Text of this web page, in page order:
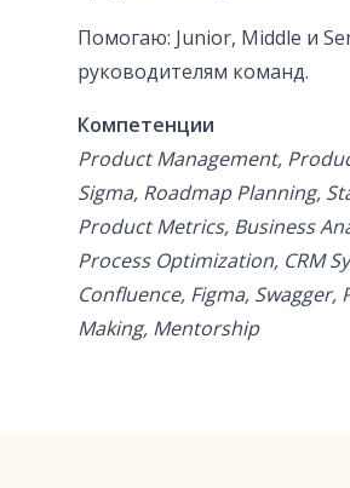
Помогаю: Junior, Middle и
руководителям команд.
Компетенции
Product Management,
Sigma, Roadmap Planning,
Product Metrics, Business
Process Optimization, CRM
Confluence, Figma,
Making, Mentorship